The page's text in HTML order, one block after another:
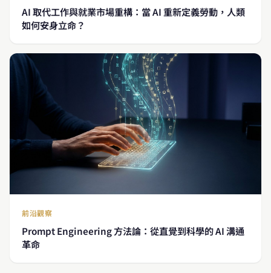
AI 取代工作與就業市場重構：當 AI 重新定義勞動，人類
如何安身立命？
前沿觀察
Prompt Engineering 方法論：從直覺到科學的 AI 溝通
革命